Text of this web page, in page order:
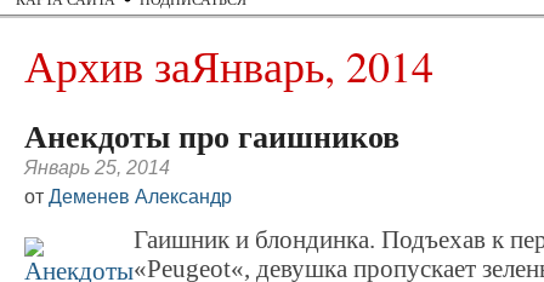
Архив заЯнварь, 2014
Анекдоты про гаишников
Январь 25, 2014
от Деменев Александр
Гаишник и блондинка. Подъехав к
«Peugeot«, девушка пропускает